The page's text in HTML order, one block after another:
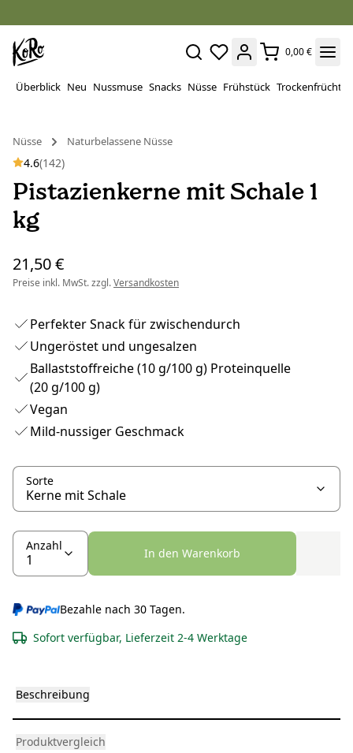
0,00 €
Überblick Neu Nussmuse Snacks Nüsse Frühstück Trockenfrüchte
Nüsse
Naturbelassene Nüsse
4.6(142)
Pistazienkerne mit Schale 1
kg
21,50 €
Preise inkl. MwSt. zzgl.Versandkosten
Perfekter Snack für zwischendurch
Ungeröstet und ungesalzen
Ballaststoffreiche (10 g/100 g) Proteinquelle
(20 g/100 g)
Vegan
Mild-nussiger Geschmack
Sorte
Anzahl
In den Warenkorb
Bezahle nach 30 Tagen.
Sofort verfügbar, Lieferzeit 2-4 Werktage
Beschreibung
Produktvergleich